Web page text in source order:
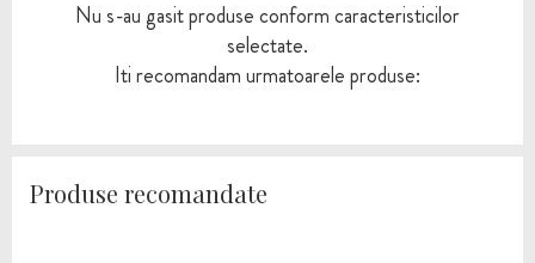
Nu s-au gasit produse conform caracteristicilor
selectate.
Iti recomandam urmatoarele produse:
Produse recomandate